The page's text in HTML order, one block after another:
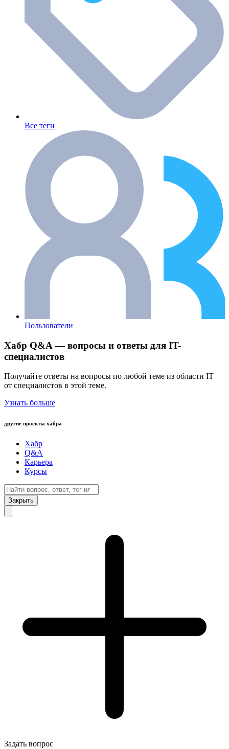
Все теги
Пользователи
Хабр Q&A — вопросы и ответы для IT-
специалистов
Получайте ответы на вопросы по любой теме из области IT
от специалистов в этой теме.
Узнать больше
другие проекты хабра
Хабр
Q&A
Карьера
Курсы
Закрыть
Задать вопрос